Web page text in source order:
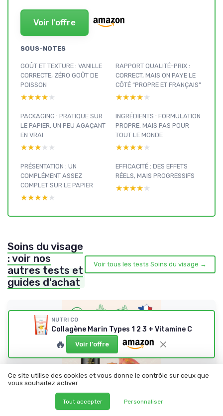
Voir l'offre
SOUS-NOTES
GOÛT ET TEXTURE : VANILLE
CORRECTE, ZÉRO GOÛT DE
POISSON
★★★★★
★★★★★
RAPPORT QUALITÉ-PRIX :
CORRECT, MAIS ON PAYE LE
CÔTÉ “PROPRE ET FRANÇAIS”
★★★★★
★★★★★
PACKAGING : PRATIQUE SUR
LE PAPIER, UN PEU AGAÇANT
EN VRAI
★★★★★
★★★★★
INGRÉDIENTS : FORMULATION
PROPRE, MAIS PAS POUR
TOUT LE MONDE
★★★★★
★★★★★
PRÉSENTATION : UN
COMPLÉMENT ASSEZ
COMPLET SUR LE PAPIER
★★★★★
★★★★★
EFFICACITÉ : DES EFFETS
RÉELS, MAIS PROGRESSIFS
★★★★★
★★★★★
Soins du visage
: voir nos
autres tests et
guides d'achat
Voir tous les tests Soins du visage →
NUTRI CO
Collagène Marin Types 1 2 3 + Vitamine C
🔥 Voir l'offre
Ce site utilise des cookies et vous donne le contrôle sur ceux que
vous souhaitez activer
Tout accepter Personnaliser